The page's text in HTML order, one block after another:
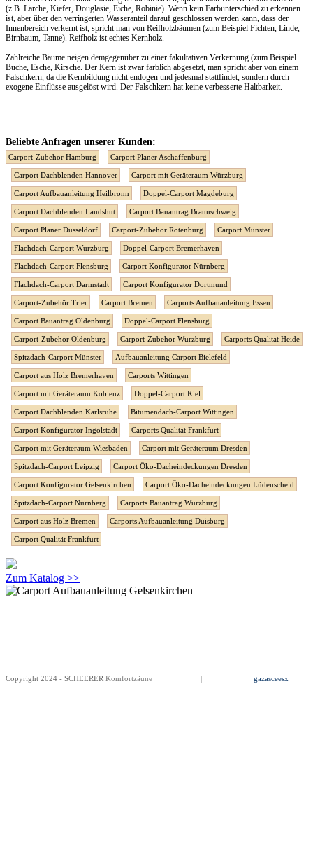
(z.B. Lärche, Kiefer, Douglasie, Eiche, Robinie). Wenn kein Farbunterschied zu erkennen
ist, aber über den verringerten Wasseranteil darauf geschlossen werden kann, dass der
Innenbereich verkernt ist, spricht man von Reifholzbäumen (zum Beispiel Fichten, Linde,
Birnbaum, Tanne). Reifholz ist echtes Kernholz.
Zahlreiche Bäume neigen demgegenüber zu einer fakultativen Verkernung (zum Beispiel
Buche, Esche, Kirsche. Der Kern ist zwar farblich abgesetzt, man spricht aber von einem
Falschkern, da die Kernbildung nicht endogen und jedesmal stattfindet, sondern durch
exogene Einflüsse ausgelöst wird. Der Falschkern hat keine verbesserte Haltbarkeit.
Beliebte Anfragen unserer Kunden:
Carport-Zubehör Hamburg Carport Planer Aschaffenburg
Carport Dachblenden Hannover Carport mit Geräteraum Würzburg
Carport Aufbauanleitung Heilbronn Doppel-Carport Magdeburg
Carport Dachblenden Landshut Carport Bauantrag Braunschweig
Carport Planer Düsseldorf Carport-Zubehör Rotenburg Carport Münster
Flachdach-Carport Würzburg Doppel-Carport Bremerhaven
Flachdach-Carport Flensburg Carport Konfigurator Nürnberg
Flachdach-Carport Darmstadt Carport Konfigurator Dortmund
Carport-Zubehör Trier Carport Bremen Carports Aufbauanleitung Essen
Carport Bauantrag Oldenburg Doppel-Carport Flensburg
Carport-Zubehör Oldenburg Carport-Zubehör Würzburg Carports Qualität Heide
Spitzdach-Carport Münster Aufbauanleitung Carport Bielefeld
Carport aus Holz Bremerhaven Carports Wittingen
Carport mit Geräteraum Koblenz Doppel-Carport Kiel
Carport Dachblenden Karlsruhe Bitumendach-Carport Wittingen
Carport Konfigurator Ingolstadt Carports Qualität Frankfurt
Carport mit Geräteraum Wiesbaden Carport mit Geräteraum Dresden
Spitzdach-Carport Leipzig Carport Öko-Dacheindeckungen Dresden
Carport Konfigurator Gelsenkirchen Carport Öko-Dacheindeckungen Lüdenscheid
Spitzdach-Carport Nürnberg Carports Bauantrag Würzburg
Carport aus Holz Bremen Carports Aufbauanleitung Duisburg
Carport Qualität Frankfurt
Zum Katalog >>
Copyright 2024 - SCHEERER Komfortzäune | gazasceesx